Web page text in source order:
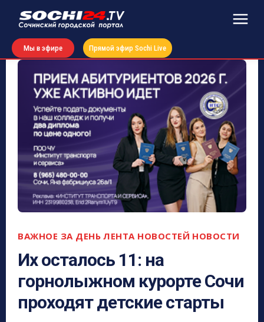
Мы в эфире Прямой эфир Sochi Live
ВАЖНОЕ ЗА ДЕНЬ ЛЕНТА НОВОСТЕЙ НОВОСТИ
Их осталось 11: на
горнолыжном курорте Сочи
проходят детские старты